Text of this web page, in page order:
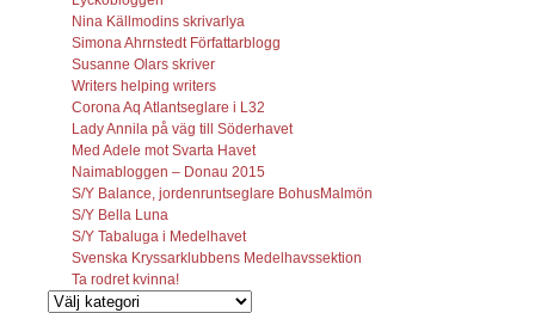
Nina Källmodins skrivarlya
Simona Ahrnstedt Författarblogg
Susanne Olars skriver
Writers helping writers
Corona Aq Atlantseglare i L32
Lady Annila på väg till Söderhavet
Med Adele mot Svarta Havet
Naimabloggen – Donau 2015
S/Y Balance, jordenruntseglare BohusMalmön
S/Y Bella Luna
S/Y Tabaluga i Medelhavet
Svenska Kryssarklubbens Medelhavssektion
Ta rodret kvinna!
Vilka